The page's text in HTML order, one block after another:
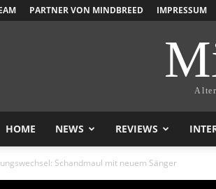
PARTNER VON MINDBREED IMPRESSUM
HOME NEWS REVIEWS
Schandmaul mit neuem Sänger